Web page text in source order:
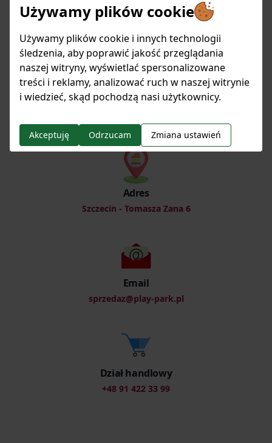
Używamy plików cookie
Używamy plików cookie i innych technologii
śledzenia, aby poprawić jakość przeglądania
naszej witryny, wyświetlać spersonalizowane
treści i reklamy, analizować ruch w naszej witrynie
i wiedzieć, skąd pochodzą nasi użytkownicy.
Akceptuję Odrzucam Zmiana ustawień
Jak możemy pomóc?
Jesteśmy do Twojej dyspozycji od poniedziałku
do piątku w godzinach
8:00 - 16:00.
Adres
Szczecin - Tomasza Zana 6
Email
sprzedaz@play-park.pl
Dział handlowy
+48 91 422 33 99